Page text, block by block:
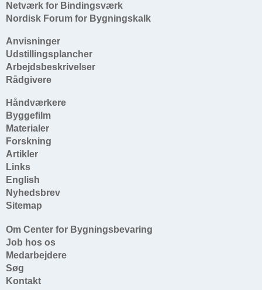
Netværk for Bindingsværk
Nordisk Forum for Bygningskalk
Anvisninger
Udstillingsplancher
Arbejdsbeskrivelser
Rådgivere
Håndværkere
Byggefilm
Materialer
Forskning
Artikler
Links
English
Nyhedsbrev
Sitemap
Om Center for Bygningsbevaring
Job hos os
Medarbejdere
Søg
Kontakt